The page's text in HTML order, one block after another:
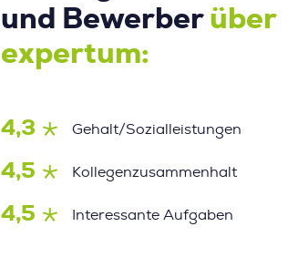
und Bewerber über
expertum:
4,3 Gehalt/Sozialleistungen
4,5 Kollegenzusammenhalt
4,5 Interessante Aufgaben